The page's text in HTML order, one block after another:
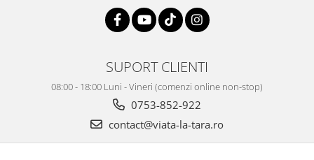
SUPORT CLIENTI
08:00 - 18:00 Luni - Vineri (comenzi online non-stop)
0753-852-922
contact@viata-la-tara.ro